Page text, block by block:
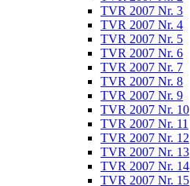
TVR 2007 Nr. 3
TVR 2007 Nr. 4
TVR 2007 Nr. 5
TVR 2007 Nr. 6
TVR 2007 Nr. 7
TVR 2007 Nr. 8
TVR 2007 Nr. 9
TVR 2007 Nr. 10
TVR 2007 Nr. 11
TVR 2007 Nr. 12
TVR 2007 Nr. 13
TVR 2007 Nr. 14
TVR 2007 Nr. 15